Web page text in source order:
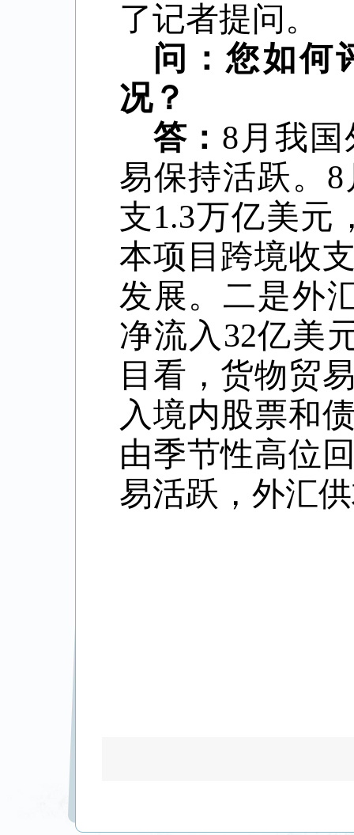
了记者提问。
问：您如何
况？
答： 8月我
易保持活跃。
支1.3万亿美元
本项目跨境收
发展。二是外
净流入32亿美
目看，货物贸
入境内股票和
由季节性高位
易活跃，外汇